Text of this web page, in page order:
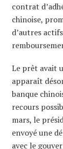
contrat
chinoise,
d’autres
Le prêt avait
apparaît
banque
recours
mars, le
envoyé une
avec le